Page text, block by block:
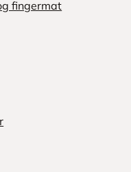
fingermat